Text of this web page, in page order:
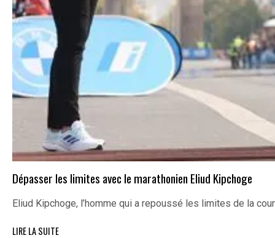
Dépasser les limites avec le marathonien Eliud Kipchoge
Eliud Kipchoge, l’homme qui a repoussé les limites de la
LIRE LA SUITE